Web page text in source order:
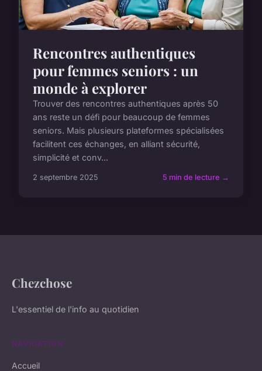
Rencontres authentiques
pour femmes seniors : un
monde à explorer
Trouver des rencontres authentiques après 50
ans reste un défi pour beaucoup de femmes
seniors. Mais plusieurs plateformes spécialisées
facilitent ces échanges, en alliant sécurité,
simplicité et conv...
2 septembre 2025 5 min de lecture →
Chezchose
L'essentiel de l'info au quotidien
NAVIGATION
Accueil